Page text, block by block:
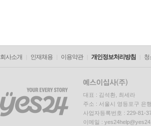
회사소개 인재채용 이용약관 개인정보처리방침 청
대표 : 김석환, 최세라
주소 : 서울시 영등포구 은
사업자등록번호 : 229-81-
이메일 :